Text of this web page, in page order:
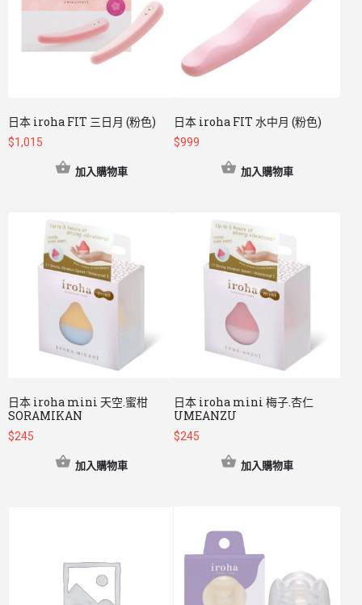
日本 iroha FIT 三日月 (粉色)
$1,015
加入購物車
日本 iroha FIT 水中月 (粉色)
$999
加入購物車
日本 iroha mini 天空.蜜柑
SORAMIKAN
$245
加入購物車
日本 iroha mini 梅子.杏仁
UMEANZU
$245
加入購物車